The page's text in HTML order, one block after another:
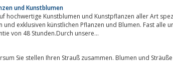
und Kunstblumen
hochwertige Kunstblumen und Kunstpflanzen aller Art
exklusiven künstlichen Pflanzen und Blumen. Fast alle
von 48 Stunden.Durch unsere...
zusammen. Blumen und Sträuße täglich frisch geliefert.